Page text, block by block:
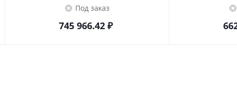
Под заказ
745 966.42₽